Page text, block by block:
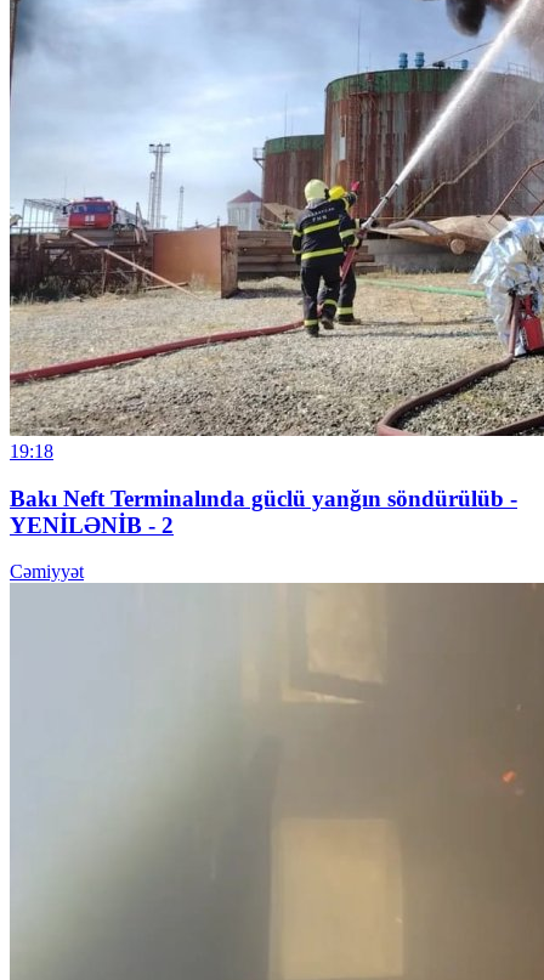
19:18
Bakı Neft Terminalında güclü yanğın söndürülüb -
YENİLƏNİB - 2
Cəmiyyət